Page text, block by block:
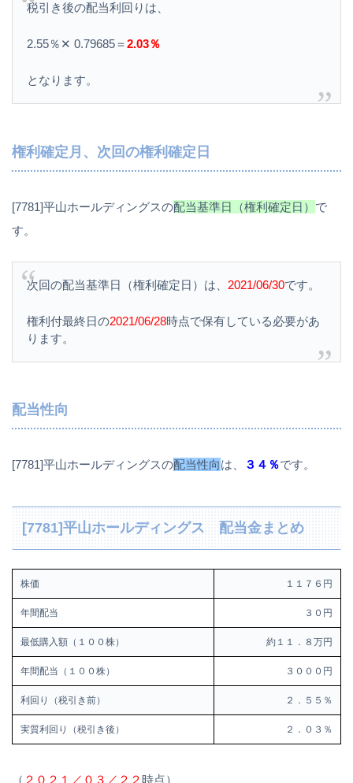
税引き後の配当利回りは、
2.55％✕ 0.79685＝2.03％
となります。
権利確定月、次回の権利確定日
[7781]平山ホールディングスの配当基準日（権利確定日） で
す。
次回の配当基準日（権利確定日）は、 2021/06/30です。
権利付最終日の2021/06/28時点で保有している必要があ
ります。
配当性向
[7781]平山ホールディングスの配当性向は、 ３４％です。
[7781]平山ホールディングス 配当金まとめ
株価 １１７６円
年間配当 ３０円
最低購入額（１００株） 約１１．８万円
年間配当（１００株） ３０００円
利回り（税引き前） ２．５５％
実質利回り（税引き後） ２．０３％
（ ２０２１／０３／２２時点）